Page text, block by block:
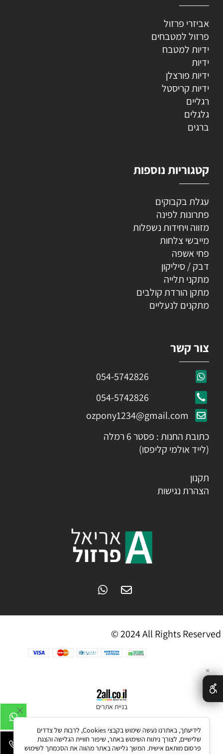
אביזרי פרזול
פרזול למטבחים
ידיות למטבח
ידיות
ידיות פורצלן
ידיות קריסטל
רגליים
גלגלים
ברגים
קטגוריות נוספות
עגלת בקבוקים
פתרונות לפינה
מזווה ויחידות נשפלות
מייבשי צלחות
פחי אשפה
דבק / סיליקון
מתקני תלייה
מתקן הורדת קולבים
מתקנים לנעליים
צור קשר
054-5742826
054-5742826
ozpony1234@gmail.com
כתובת החנות : פסטר 6 רמלה
(לייד אולמי קליפסו)
תקנון
הצהרת נגישות
© 2024 All Rights Reserved
בניית אתרים
✕
לידיעתך, באתרנו נעשה שימוש בקבצי Cookies, לרבות של צדדים
שלישיים, לצורך ניתוח השימוש באתר, שיפור חוויית הגלישה והצגת
פרסום מותאם אישית. המשך גלישה באתר מהווה את הסכמתך לשימוש